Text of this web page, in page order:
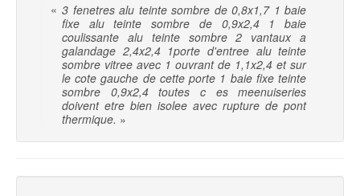
« 3 fenetres alu teinte sombre de 0,8x1,7 1 baie
fixe alu teinte sombre de 0,9x2,4 1 baie
coulissante alu teinte sombre 2 vantaux a
galandage 2,4x2,4 1porte d'entree alu teinte
sombre vitree avec 1 ouvrant de 1,1x2,4 et sur
le cote gauche de cette porte 1 baie fixe teinte
sombre 0,9x2,4 toutes c es meenuiseries
doivent etre bien isolee avec rupture de pont
thermique. »